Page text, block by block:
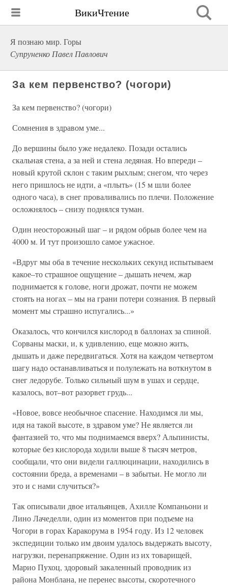
ВикиЧтение
Я познаю мир. Горы
Супруненко Павел Павлович
За кем первенство? (чогори)
За кем первенство? (чогори)
Сомнения в здравом уме...
До вершины было уже недалеко. Позади остались
скальная стена, а за ней и стена ледяная. Но впереди –
новый крутой склон с таким рыхлым; снегом, что через
него пришлось не идти, а «плыть» (15 м шли более
одного часа), в снег проваливались по плечи. Положение
осложнялось – снизу поднялся туман.
Один неосторожный шаг – и рядом обрыв более чем на
4000 м. И тут произошло самое ужасное.
«Вдруг мы оба в течение нескольких секунд испытываем
какое–то страшное ощущение – дышать нечем, жар
поднимается к голове, ноги дрожат, почти не можем
стоять на ногах – мы на грани потери сознания. В первый
момент мы страшно испугались...»
Оказалось, что кончился кислород в баллонах за спиной.
Сорваны маски, и, к удивлению, еще можно жить,
дышать и даже передвигаться. Хотя на каждом четвертом
шагу надо останавливаться и полулежать на воткнутом в
снег ледорубе. Только сильный шум в ушах и сердце,
казалось, вот–вот разорвет грудь...
«Новое, вовсе необычное спасение. Находимся ли мы,
идя на такой высоте, в здравом уме? Не является ли
фантазией то, что мы поднимаемся вверх? Альпинисты,
которые без кислорода ходили выше 8 тысяч метров,
сообщали, что они видели галлюцинации, находились в
состоянии бреда, а временами – в забытьи. Не могло ли
это и с нами случиться?»
Так описывали двое итальянцев, Ахилле Компаньони и
Лино Лачеделли, один из моментов при подъеме на
Чогори в горах Каракорума в 1954 году. Из 12 человек
экспедиции только им двоим удалось выдержать высоту,
нагрузки, перенапряжение. Один из их товарищей,
Марио Пухоц, здоровый закаленный проводник из
района Монблана, не перенес высоты, скоротечного